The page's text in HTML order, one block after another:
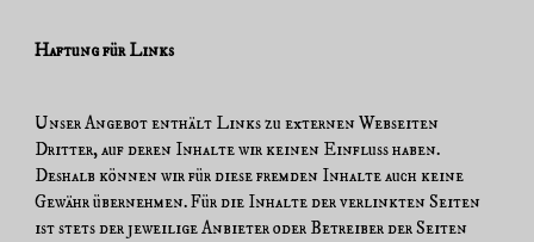
Haftung für Links
Unser Angebot enthält Links zu externen Webseiten
Dritter, auf deren Inhalte wir keinen Einfluss haben.
Deshalb können wir für diese fremden Inhalte auch keine
Gewähr übernehmen. Für die Inhalte der verlinkten Seiten
ist stets der jeweilige Anbieter oder Betreiber der Seiten